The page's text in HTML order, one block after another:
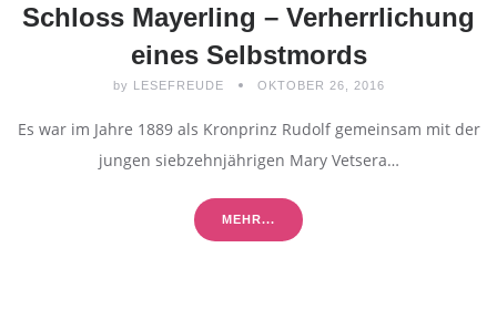
Schloss Mayerling – Verherrlichung
eines Selbstmords
by LESEFREUDE OKTOBER 26, 2016
Es war im Jahre 1889 als Kronprinz Rudolf gemeinsam mit der
jungen siebzehnjährigen Mary Vetsera…
MEHR...